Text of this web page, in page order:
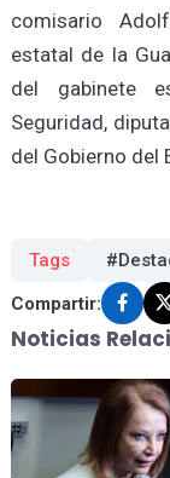
comisario
estatal de la
del gabinete
Seguridad,
del Gobierno del
Tags
Compartir:
Noticias